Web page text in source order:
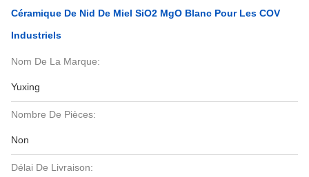
Céramique De Nid De Miel SiO2 MgO Blanc Pour Les COV
Industriels
Nom De La Marque:
Yuxing
Nombre De Pièces:
Non
Délai De Livraison: